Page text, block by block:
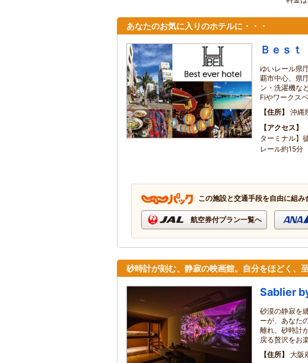
あなたのお気に入りのホテルに・・・
Ｂｅｓ
ゆいレール県
覇市中心、県
ン・洗濯機な
Fiやワークス
住所
沖縄
アクセス
ターミナル】
レール約15分
この施設と交通手段を自由に組
航空券付プラン一覧へ
砂時計が刻む、静寂の映画館。自分をほどく、
Sablier
砂漠の静寂を
ーが、あなた
離れ、砂時計
戻る贅沢をお
住所
大阪